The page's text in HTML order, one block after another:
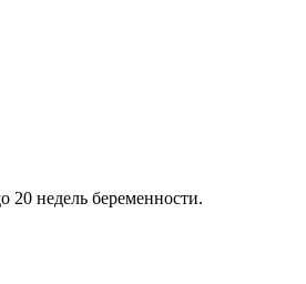
20 недель беременности.